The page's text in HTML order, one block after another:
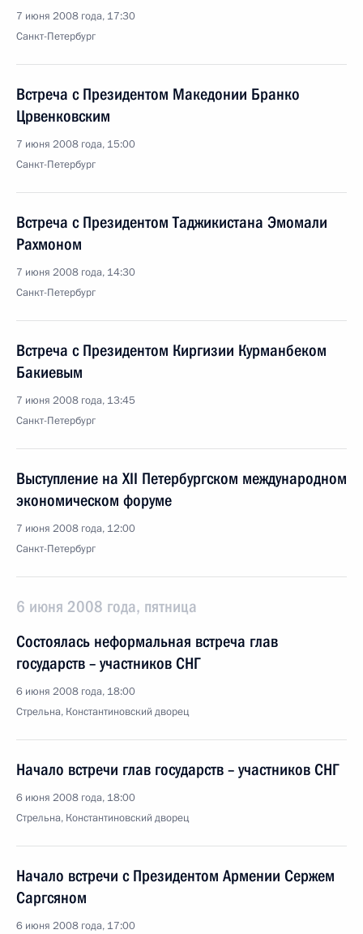
7 июня 2008 года, 17:30
Санкт-Петербург
Встреча с Президентом Македонии Бранко
Црвенковским
7 июня 2008 года, 15:00
Санкт-Петербург
Встреча с Президентом Таджикистана Эмомали
Рахмоном
7 июня 2008 года, 14:30
Санкт-Петербург
Встреча с Президентом Киргизии Курманбеком
Бакиевым
7 июня 2008 года, 13:45
Санкт-Петербург
Выступление на XII Петербургском международном
экономическом форуме
7 июня 2008 года, 12:00
Санкт-Петербург
6 июня 2008 года, пятница
Состоялась неформальная встреча глав
государств – участников СНГ
6 июня 2008 года, 18:00
Стрельна, Константиновский дворец
Начало встречи глав государств – участников СНГ
6 июня 2008 года, 18:00
Стрельна, Константиновский дворец
Начало встречи с Президентом Армении Сержем
Саргсяном
6 июня 2008 года, 17:00